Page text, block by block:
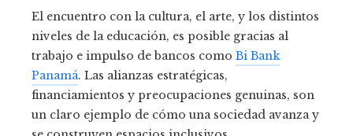
El encuentro con la cultura, el arte, y los distintos
niveles de la educación, es posible gracias al
trabajo e impulso de bancos como Bi Bank
Panamá. Las alianzas estratégicas,
financiamientos y preocupaciones genuinas, son
un claro ejemplo de cómo una sociedad avanza y